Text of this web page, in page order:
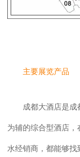
主要展览产品
成都大酒店是成
为辅的综合型酒店
水经销商，都能够